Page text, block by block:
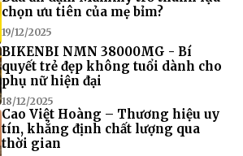
chọn ưu tiên của mẹ bỉm?
19/12/2025
BIKENBI NMN 38000MG - Bí
quyết trẻ đẹp không tuổi dành cho
phụ nữ hiện đại
18/12/2025
Cao Việt Hoàng – Thương hiệu uy
tín, khẳng định chất lượng qua
thời gian